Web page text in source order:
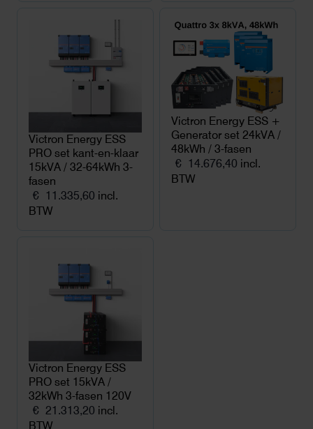
Victron Energy ESS
PRO set kant-en-klaar
15kVA / 32-64kWh 3-
fasen
€ 11.335,60 incl.
BTW
Victron Energy ESS +
Generator set 24kVA /
48kWh / 3-fasen
€ 14.676,40 incl.
BTW
Victron Energy ESS
PRO set 15kVA /
32kWh 3-fasen 120V
€ 21.313,20 incl.
BTW